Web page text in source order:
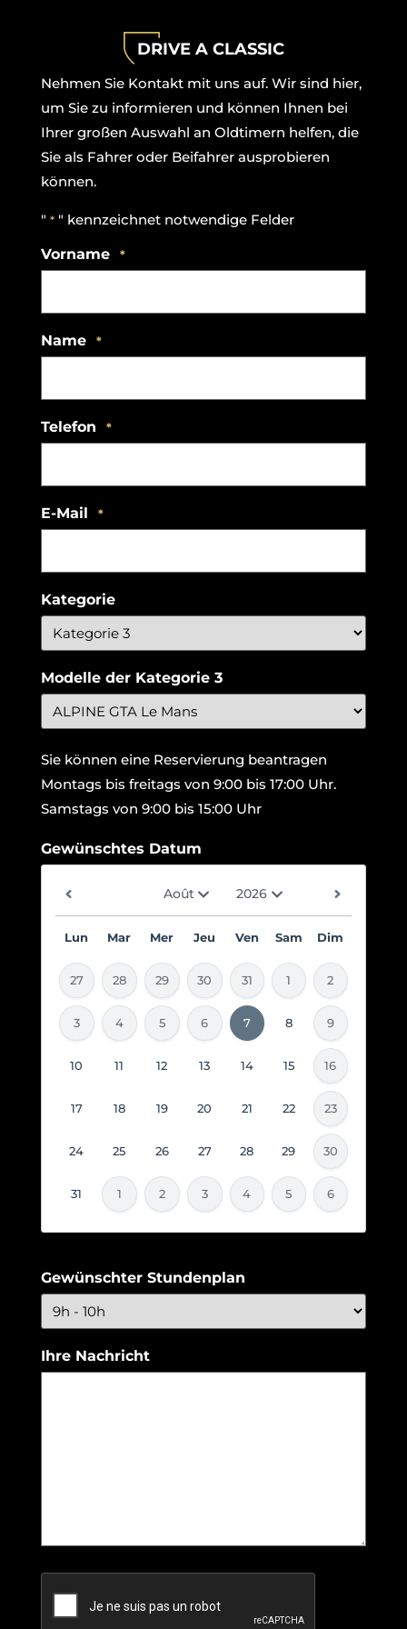
DRIVE A CLASSIC
Nehmen Sie Kontakt mit uns auf. Wir sind hier,
um Sie zu informieren und können Ihnen bei
Ihrer großen Auswahl an Oldtimern helfen, die
Sie als Fahrer oder Beifahrer ausprobieren
können.
" *" kennzeichnet notwendige Felder
Vorname *
Name *
Telefon *
E-Mail *
Kategorie
Modelle der Kategorie 3
Sie können eine Reservierung beantragen
Montags bis freitags von 9:00 bis 17:00 Uhr.
Samstags von 9:00 bis 15:00 Uhr
Gewünschtes Datum
Lun Mar Mer Jeu Ven Sam Dim
27 28 29 30 31 1 2
3 4 5 6 7 8 9
10 11 12 13 14 15 16
17 18 19 20 21 22 23
24 25 26 27 28 29 30
31 1 2 3 4 5 6
Gewünschter Stundenplan
Ihre Nachricht